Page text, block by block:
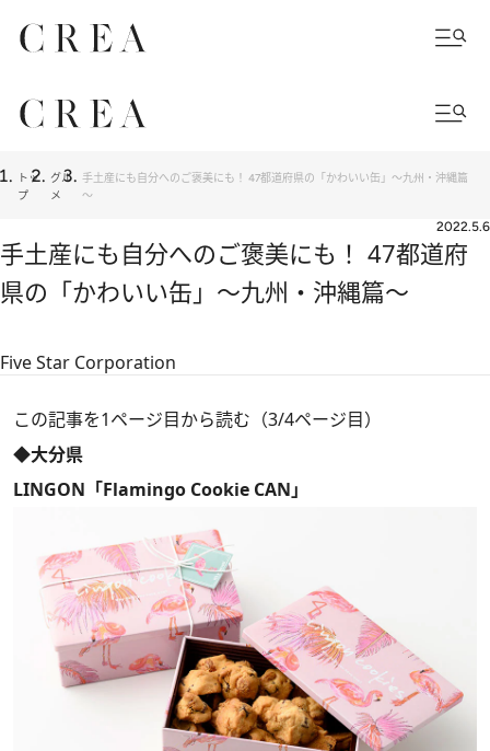
トッ
プ
グル
メ
手土産にも自分へのご褒美にも！ 47都道府県の「かわいい缶」～九州・沖縄篇
～
2022.5.6
手土産にも自分へのご褒美にも！ 47都道府
県の「かわいい缶」～九州・沖縄篇～
Five Star Corporation
この記事を1ページ目から読む（3/4ページ目）
◆大分県
LINGON「Flamingo Cookie CAN」